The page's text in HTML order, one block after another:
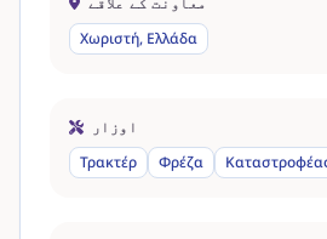
Χωριστή, Ελλάδα
اوزار
Τρακτέρ
Φρέζα